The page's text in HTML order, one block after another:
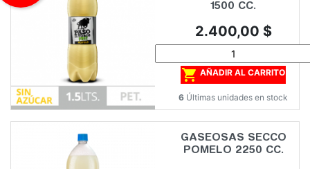
1500 CC.
Precio
2.400,00 $
 AÑADIR AL CARRITO
6 Últimas unidades en stock
GASEOSAS SECCO
POMELO 2250 CC.